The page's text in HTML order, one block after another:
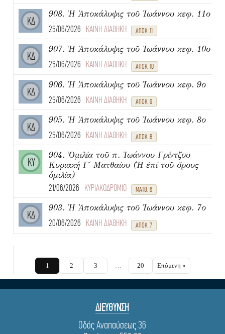
ΚΔ
908. Ἡ Ἀποκάλυψις τοῦ Ἰωάννου κεφ. 11ο
25/06/2026 ΚΑΙΝΗ ΔΙΑΘΗΚΗ ΑΠΟΚ. 11
ΚΔ
907. Ἡ Ἀποκάλυψις τοῦ Ἰωάννου κεφ. 10ο
25/06/2026 ΚΑΙΝΗ ΔΙΑΘΗΚΗ ΑΠΟΚ. 10
ΚΔ
906. Ἡ Ἀποκάλυψις τοῦ Ἰωάννου κεφ. 9ο
25/06/2026 ΚΑΙΝΗ ΔΙΑΘΗΚΗ ΑΠΟΚ. 9
ΚΔ
905. Ἡ Ἀποκάλυψις τοῦ Ἰωάννου κεφ. 8ο
25/06/2026 ΚΑΙΝΗ ΔΙΑΘΗΚΗ ΑΠΟΚ. 8
ΚΥ
904. Ὁμιλία τοῦ π. Ἰωάννου Γρίντζου
Κυριακή Γ΄ Ματθαίου (Ἡ ἐπί τοῦ ὄρους
ὁμιλία)
21/06/2026 ΚΥΡΙΑΚΟΔΡΟΜΙΟ ΜΑΤΘ. 6
ΚΔ
903. Ἡ Ἀποκάλυψις τοῦ Ἰωάννου κεφ. 7ο
20/06/2026 ΚΑΙΝΗ ΔΙΑΘΗΚΗ ΑΠΟΚ. 7
1 2 3 … 20 Επόμενη »
ΔΙΕΥΘΥΝΣΗ
Οδός Αναπαύσεως 36